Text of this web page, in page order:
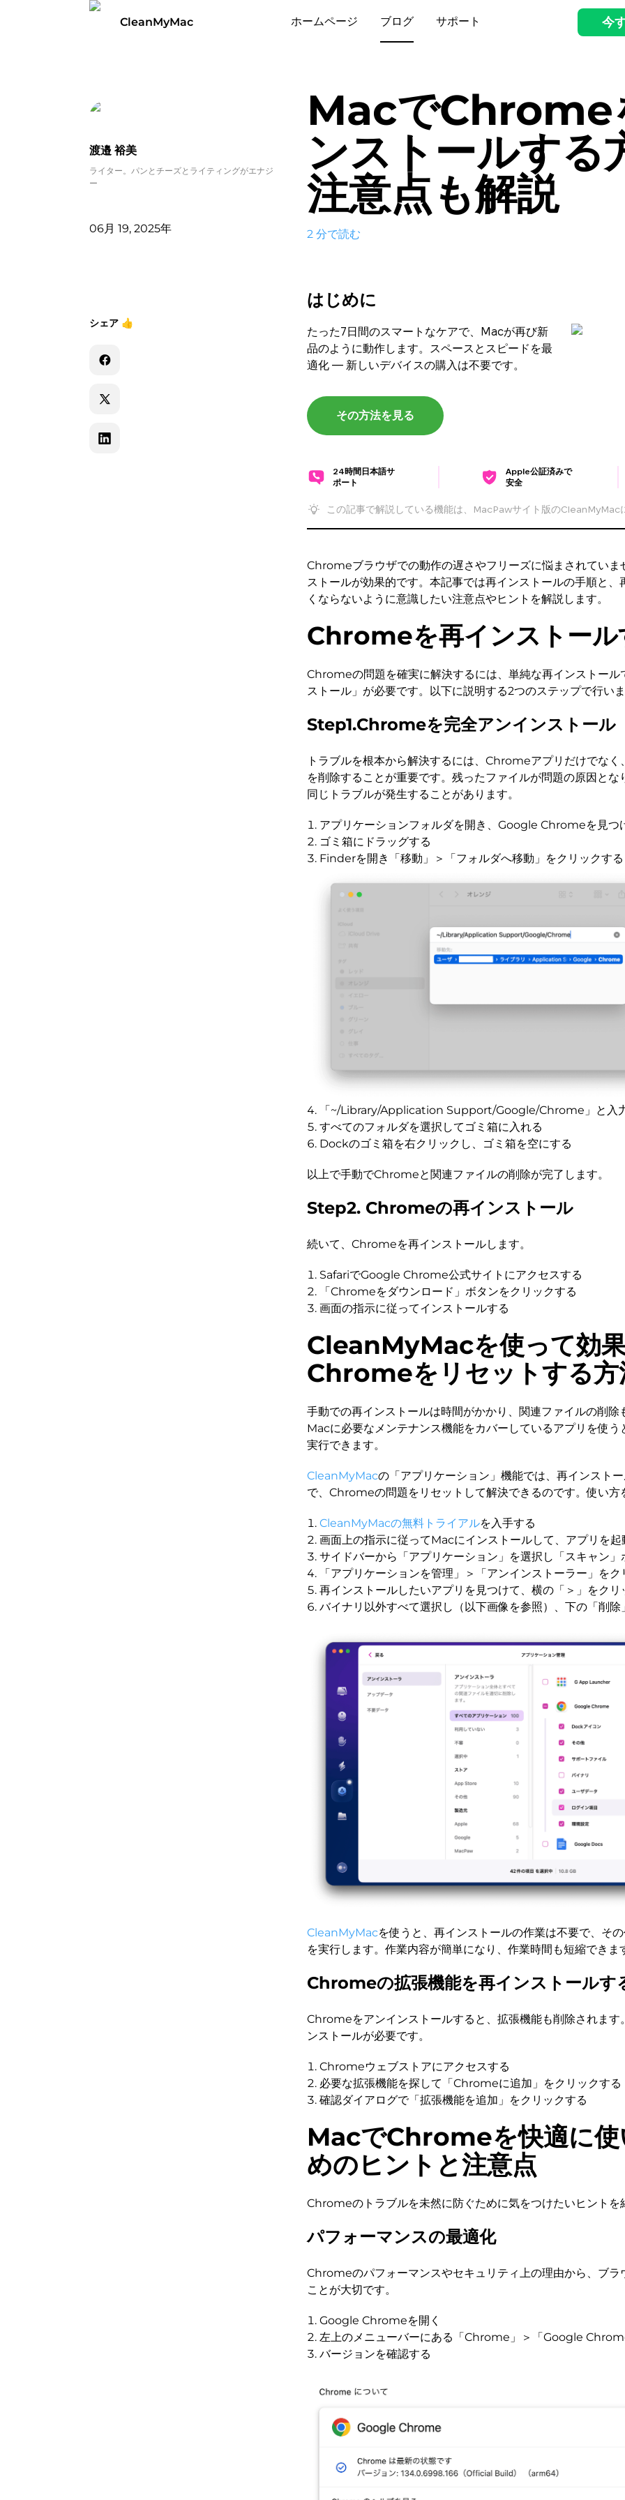
CleanMyMac ホームページ ブログ サポート 今
渡邉 裕美
ライター。パンとチーズとライティングがエナジ
ー
06月 19, 2025年
シェア 👍
MacでChrome
ンストールする
注意点も解説
2 分で読む
はじめに
たった7日間のスマートなケアで、Macが再び新
品のように動作します。スペースとスピードを最
適化 — 新しいデバイスの購入は不要です。
その方法を見る
24時間日本語サ
ポート
Apple公証済みで
安全
この記事で解説している機能は、MacPawサイト版のCleanMyMac
Chromeブラウザでの動作の遅さやフリーズに悩まされていま
ストールが効果的です。本記事では再インストールの手順と
くならないように意識したい注意点やヒントを解説します。
Chromeを再インストール
Chromeの問題を確実に解決するには、単純な再インストール
ストール」が必要です。以下に説明する2つのステップで行い
Step1.Chromeを完全アンインストール
トラブルを根本から解決するには、Chromeアプリだけでなく
を削除することが重要です。残ったファイルが問題の原因とな
同じトラブルが発生することがあります。
アプリケーションフォルダを開き、Google Chromeを見つ
ゴミ箱にドラッグする
Finderを開き「移動」＞「フォルダへ移動」をクリックする
「~/Library/Application Support/Google/Chrome」と入
すべてのフォルダを選択してゴミ箱に入れる
Dockのゴミ箱を右クリックし、ゴミ箱を空にする
以上で手動でChromeと関連ファイルの削除が完了します。
Step2. Chromeの再インストール
続いて、Chromeを再インストールします。
SafariでGoogle Chrome公式サイトにアクセスする
「Chromeをダウンロード」ボタンをクリックする
画面の指示に従ってインストールする
CleanMyMacを使って効
Chromeをリセットする方
手動での再インストールは時間がかかり、関連ファイルの削除
Macに必要なメンテナンス機能をカバーしているアプリを使う
実行できます。
CleanMyMacの「アプリケーション」機能では、再インスト
で、Chromeの問題をリセットして解決できるのです。使い方
CleanMyMacの無料トライアルを入手する
画面上の指示に従ってMacにインストールして、アプリを起
サイドバーから「アプリケーション」を選択し「スキャン
「アプリケーションを管理」＞「アンインストーラー」を
再インストールしたいアプリを見つけて、横の「＞」をクリ
バイナリ以外すべて選択し（以下画像を参照）、下の「削
CleanMyMacを使うと、再インストールの作業は不要で、そ
を実行します。作業内容が簡単になり、作業時間も短縮できま
Chromeの拡張機能を再インストールす
Chromeをアンインストールすると、拡張機能も削除されます
ンストールが必要です。
Chromeウェブストアにアクセスする
必要な拡張機能を探して「Chromeに追加」をクリックする
確認ダイアログで「拡張機能を追加」をクリックする
MacでChromeを快適に使
めのヒントと注意点
Chromeのトラブルを未然に防ぐために気をつけたいヒントを
パフォーマンスの最適化
Chromeのパフォーマンスやセキュリティ上の理由から、ブラ
ことが大切です。
Google Chromeを開く
左上のメニューバーにある「Chrome」＞「Google
バージョンを確認する